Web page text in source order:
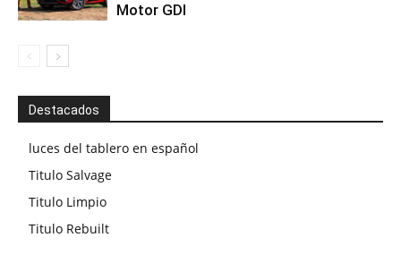
Motor GDI
Destacados
luces del tablero en español
Titulo Salvage
Titulo Limpio
Titulo Rebuilt